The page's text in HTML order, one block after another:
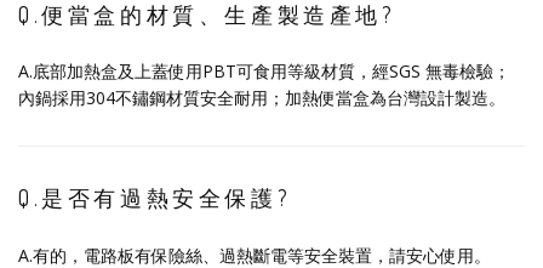
Q.便當盒的材質、生產製造產地?
A.底部加熱盒及上蓋使用PBT可食用等級材質，經SGS 無毒檢驗；
內鍋採用304不鏽鋼材質安全耐用；加熱便當盒為台灣設計製造。
Q.是否有過熱安全保護?
A.有的，電路板有保險絲、過熱斷電等安全裝置，請安心使用。